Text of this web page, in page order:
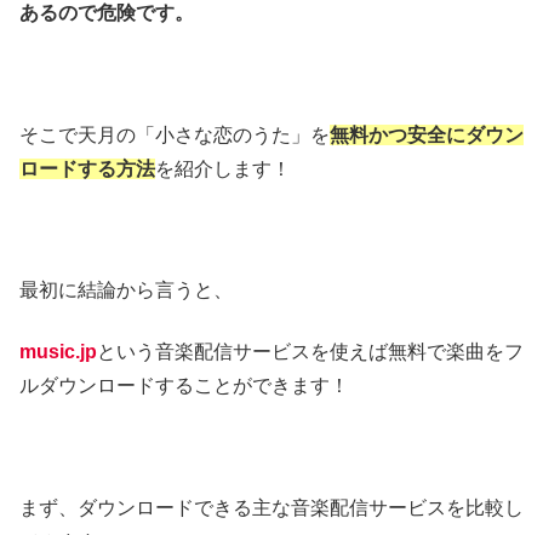
あるので危険です。
そこで天月の「小さな恋のうた」を無料かつ安全にダウン
ロードする方法を紹介します！
最初に結論から言うと、
music.jpという音楽配信サービスを使えば無料で楽曲をフ
ルダウンロードすることができます！
まず、ダウンロードできる主な音楽配信サービスを比較し